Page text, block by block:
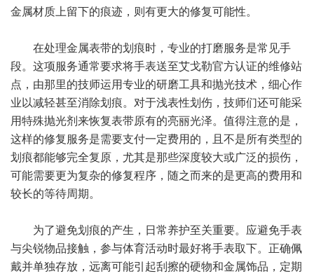
金属材质上留下的痕迹，则有更大的修复可能性。
在处理金属表带的划痕时，专业的打磨服务是常见手
段。这项服务通常要求将手表送至艾戈勒官方认证的维修站
点，由那里的技师运用专业的研磨工具和抛光技术，细心作
业以减轻甚至消除划痕。对于浅表性划伤，技师们还可能采
用特殊抛光剂来恢复表带原有的亮丽光泽。值得注意的是，
这样的修复服务是需要支付一定费用的，且不是所有类型的
划痕都能够完全复原，尤其是那些深度较大或广泛的损伤，
可能需要更为复杂的修复程序，随之而来的是更高的费用和
较长的等待周期。
为了避免划痕的产生，日常养护至关重要。应避免手表
与尖锐物品接触，参与体育活动时最好将手表取下。正确佩
戴并单独存放，远离可能引起刮擦的硬物和金属饰品，定期